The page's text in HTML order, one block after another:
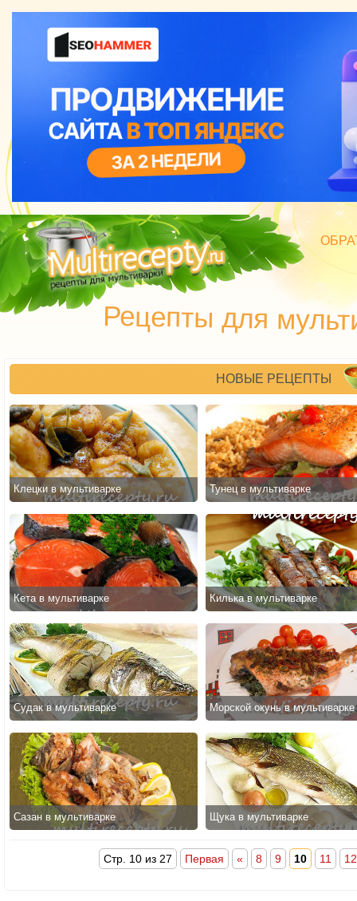
Рецепты для
НОВЫЕ РЕЦЕПТЫ
Клецки в мультиварке Тунец в мультиварке
Кета в мультиварке Килька в мультиварке
Судак в мультиварке Морской окунь в мультиварке
Сазан в мультиварке Щука в мультиварке
Стр. 10 из 27 Первая « 8 9 10 11 12